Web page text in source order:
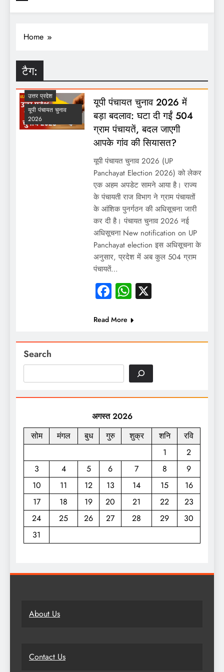
Home
टैग:
उत्तर प्रदेश
यूपी पंचायत चुनाव
2026
यूपी पंचायत चुनाव 2026 में
बड़ा बदलाव: घटा दी गईं 504
ग्राम पंचायतें, बदल जाएगी
आपके गांव की सियासत?
यूपी पंचायत चुनाव 2026 (UP
Panchayat Election 2026) को लेकर
एक अहम अपडेट सामने आया है। राज्य
के पंचायती राज विभाग ने ग्राम पंचायतों
के आंशिक पुनर्गठन की अधिसूचना जारी
कर दी है। पंचायत चुनाव 2026 नई
अधिसूचना New notification on UP
Panchayat election इस अधिसूचना के
अनुसार, प्रदेश में अब कुल 504 ग्राम
पंचायतें…
Facebook
WhatsApp
X
Read More
Search
अगस्त 2026
सोम
मंगल बुध गुरु शुक्र शनि
रवि
1
2
3
4 5 6 7 8
9
10
11 12 13 14 15
16
17
18 19 20 21 22
23
24
25 26 27 28 29
30
31
About Us
Contact Us